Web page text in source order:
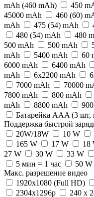
mAh (460 mAh)
450
45000 mAh
460 (60)
mAh
475 (54) mАh
480 (54) mАh
480
500 mAh
500 mАh
mAh
5400 mAh 60
6000 mAh
6400 mAh
mAh
6x2200 mAh
7000 mAh
70000
7800 mAh
800 mAh
mAh
8800 mAh
Батарейка AAA (3 шт,
Поддержка быстрой
20W/18W
10 W
165 W
17 W 18
27 W
30 W 33 W
5 мин = 1 час
50 W
Макс. разрешение видео
1920x1080 (Full HD)
2304x1296p
240 х